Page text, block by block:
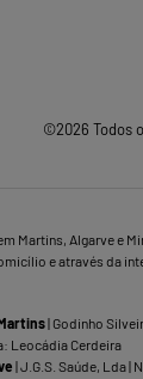
©2026 Todos
Martins, Algarve e
e através da
| Godinho
Leocádia Cerdeira
| J.G.S. Saúde, Lda |